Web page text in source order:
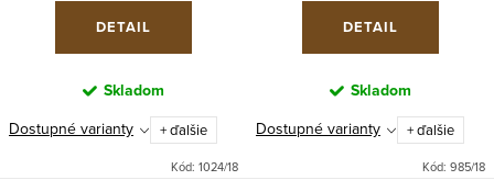
DETAIL
Skladom
Dostupné varianty
+ ďalšie
Kód: 1024/18
DETAIL
Skladom
Dostupné varianty
+ ďalšie
Kód: 985/18